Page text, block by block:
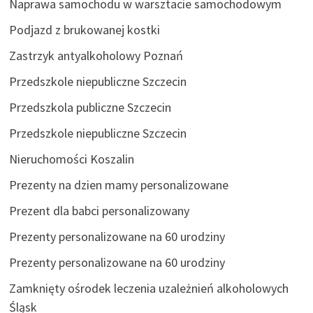
Naprawa samochodu w warsztacie samochodowym
Podjazd z brukowanej kostki
Zastrzyk antyalkoholowy Poznań
Przedszkole niepubliczne Szczecin
Przedszkola publiczne Szczecin
Przedszkole niepubliczne Szczecin
Nieruchomości Koszalin
Prezenty na dzien mamy personalizowane
Prezent dla babci personalizowany
Prezenty personalizowane na 60 urodziny
Prezenty personalizowane na 60 urodziny
Zamknięty ośrodek leczenia uzależnień alkoholowych
Śląsk